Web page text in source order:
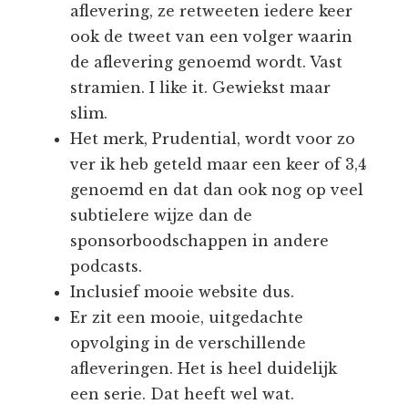
aflevering, ze retweeten iedere keer
ook de tweet van een volger waarin
de aflevering genoemd wordt. Vast
stramien. I like it. Gewiekst maar
slim.
Het merk, Prudential, wordt voor zo
ver ik heb geteld maar een keer of 3,4
genoemd en dat dan ook nog op veel
subtielere wijze dan de
sponsorboodschappen in andere
podcasts.
Inclusief mooie website dus.
Er zit een mooie, uitgedachte
opvolging in de verschillende
afleveringen. Het is heel duidelijk
een serie. Dat heeft wel wat.